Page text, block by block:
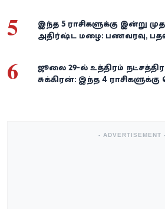
5
இந்த 5 ராசிகளுக்கு இன்று
அதிர்ஷ்ட மழை: பணவரவு,
6
ஜூலை 29-ல் உத்திரம்
சுக்கிரன்: இந்த 4
- ADVERTISEMENT -